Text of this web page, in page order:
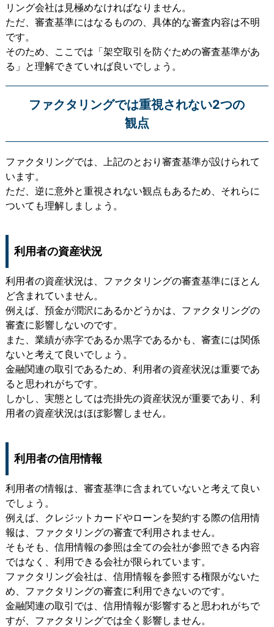
リング会社は見極めなければなりません。
ただ、審査基準にはなるものの、具体的な審査内容は不明
です。
そのため、ここでは「架空取引を防ぐための審査基準があ
る」と理解できていれば良いでしょう。
ファクタリングでは重視されない2つの
観点
ファクタリングでは、上記のとおり審査基準が設けられて
います。
ただ、逆に意外と重視されない観点もあるため、それらに
ついても理解しましょう。
利用者の資産状況
利用者の資産状況は、ファクタリングの審査基準にほとん
ど含まれていません。
例えば、預金が潤沢にあるかどうかは、ファクタリングの
審査に影響しないのです。
また、業績が赤字であるか黒字であるかも、審査には関係
ないと考えて良いでしょう。
金融関連の取引であるため、利用者の資産状況は重要であ
ると思われがちです。
しかし、実態としては売掛先の資産状況が重要であり、利
用者の資産状況はほぼ影響しません。
利用者の信用情報
利用者の情報は、審査基準に含まれていないと考えて良い
でしょう。
例えば、クレジットカードやローンを契約する際の信用情
報は、ファクタリングの審査で利用されません。
そもそも、信用情報の参照は全ての会社が参照できる内容
ではなく、利用できる会社が限られています。
ファクタリング会社は、信用情報を参照する権限がないた
め、ファクタリングの審査に利用できないのです。
金融関連の取引では、信用情報が影響すると思われがちで
すが、ファクタリングでは全く影響しません。